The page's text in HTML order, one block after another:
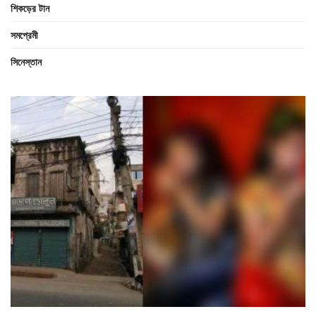
শিকড়ের টান
সমপ্রেমী
সিনেস্তান